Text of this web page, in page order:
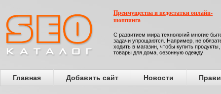
Преимущества и недостатки онлайн-
шоппинга
С развитием мира технологий многие
задачи упрощаются. Например, не
ходить в магазин, чтобы купить продукты,
товары для дома, сезонную одежду
Главная Добавить сайт Новости